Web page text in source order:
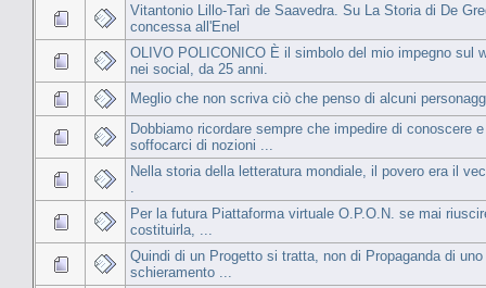
Vitantonio Lillo-Tarì de Saavedra. Su La Storia di De
concessa all'Enel
OLIVO POLICONICO È il simbolo del mio impegno sul
nei social, da 25 anni.
Meglio che non scriva ciò che penso di alcuni
Dobbiamo ricordare sempre che impedire di conoscere e
soffocarci di nozioni ...
Nella storia della letteratura mondiale, il povero era il
Per la futura Piattaforma virtuale O.P.O.N. se mai
costituirla, ...
Quindi di un Progetto si tratta, non di Propaganda di uno
schieramento ...